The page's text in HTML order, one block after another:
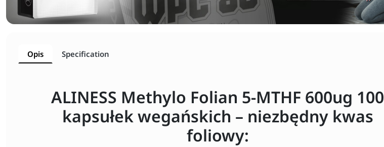
Opis Specification
ALINESS Methylo Folian 5-MTHF 600ug 100
kapsułek wegańskich – niezbędny kwas
foliowy: